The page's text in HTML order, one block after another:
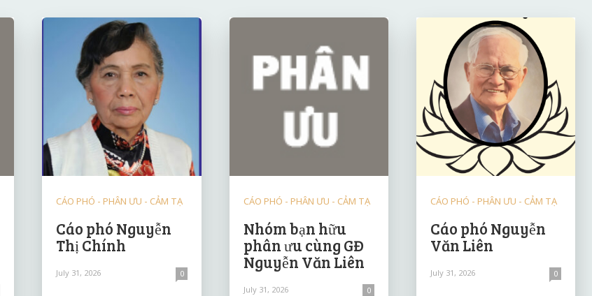
CÁO PHÓ - PHÂN ƯU - CẢM TẠ
Cáo phó Nguyễn
Thị Chính
July 31, 2026 0
CÁO PHÓ - PHÂN ƯU - CẢM TẠ
Nhóm bạn hữu
phân ưu cùng GĐ
Nguyễn Văn Liên
July 31, 2026 0
CÁO PHÓ - PHÂN ƯU - CẢM TẠ
Cáo phó Nguyễn
Văn Liên
July 31, 2026 0